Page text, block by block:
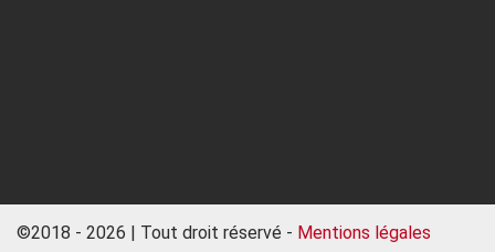
©2018 - 2026 | Tout droit réservé - Mentions légales